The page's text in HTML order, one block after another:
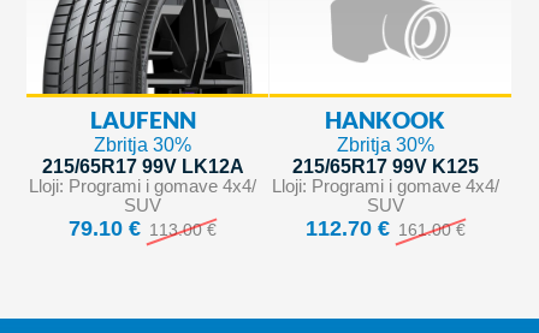
LAUFENN
Zbritja 30%
215/65R17 99V LK12A
Lloji: Programi i gomave 4x4/
SUV
79.10 € 113.00 €
HANKOOK
Zbritja 30%
215/65R17 99V K125
Lloji: Programi i gomave 4x4/
SUV
112.70 € 161.00 €